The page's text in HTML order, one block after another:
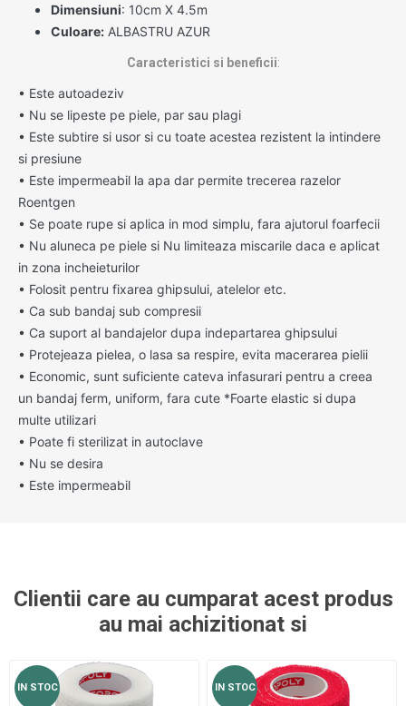
Dimensiuni: 10cm X 4.5m
Culoare: ALBASTRU AZUR
Caracteristici si beneficii:
• Este autoadeziv
• Nu se lipeste pe piele, par sau plagi
• Este subtire si usor si cu toate acestea rezistent la intindere
si presiune
• Este impermeabil la apa dar permite trecerea razelor
Roentgen
• Se poate rupe si aplica in mod simplu, fara ajutorul foarfecii
• Nu aluneca pe piele si Nu limiteaza miscarile daca e aplicat
in zona incheieturilor
• Folosit pentru fixarea ghipsului, atelelor etc.
• Ca sub bandaj sub compresii
• Ca suport al bandajelor dupa indepartarea ghipsului
• Protejeaza pielea, o lasa sa respire, evita macerarea pielii
• Economic, sunt suficiente cateva infasurari pentru a creea
un bandaj ferm, uniform, fara cute *Foarte elastic si dupa
multe utilizari
• Poate fi sterilizat in autoclave
• Nu se desira
• Este impermeabil
Clientii care au cumparat acest produs
au mai achizitionat si
IN STOC IN STOC